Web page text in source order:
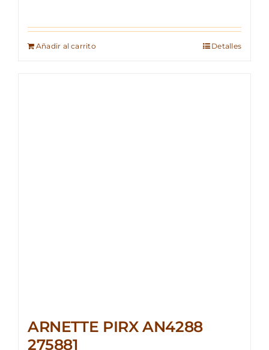
era:
95,00 €.
es:
Añadir al carrito Detalles
ARNETTE PIRX AN4288
275881